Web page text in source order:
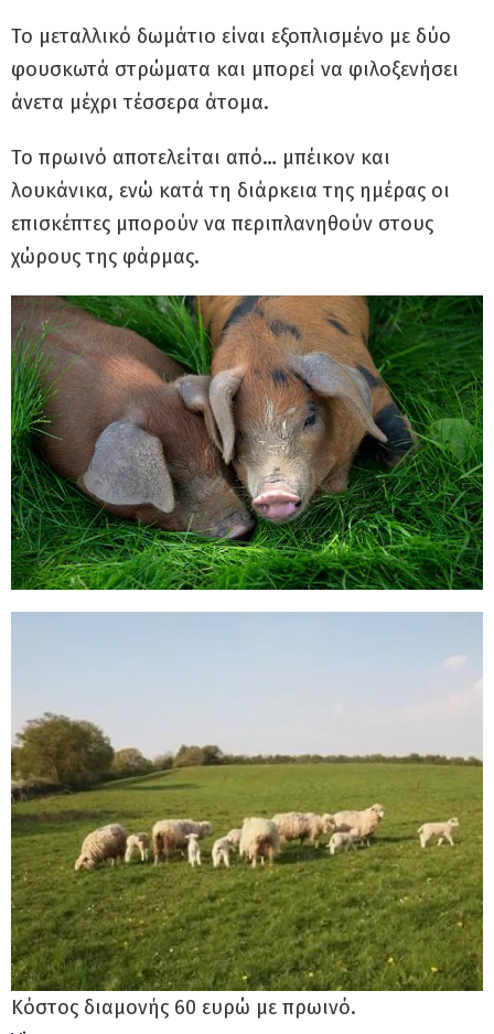
Το μεταλλικό δωμάτιο είναι εξοπλισμένο με δύο
φουσκωτά στρώματα και μπορεί να φιλοξενήσει
άνετα μέχρι τέσσερα άτομα.
Το πρωινό αποτελείται από… μπέικον και
λουκάνικα, ενώ κατά τη διάρκεια της ημέρας οι
επισκέπτες μπορούν να περιπλανηθούν στους
χώρους της φάρμας.
Κόστος διαμονής 60 ευρώ με πρωινό.